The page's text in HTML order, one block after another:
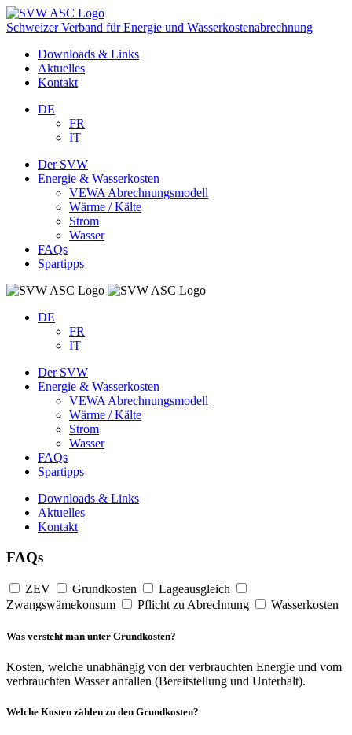
Schweizer Verband für Energie und Wasserkostenabrechnung
Downloads & Links
Aktuelles
Kontakt
DE
FR
IT
Der SVW
Energie & Wasserkosten
VEWA Abrechnungsmodell
Wärme / Kälte
Strom
Wasser
FAQs
Spartipps
DE
FR
IT
Der SVW
Energie & Wasserkosten
VEWA Abrechnungsmodell
Wärme / Kälte
Strom
Wasser
FAQs
Spartipps
Downloads & Links
Aktuelles
Kontakt
FAQs
ZEV Grundkosten
Lageausgleich
Zwangswämekonsum
Pflicht zu Abrechnung Wasserkosten
Was versteht man unter Grundkosten?
Kosten, welche unabhängig von der verbrauchten Energie und vom
verbrauchten Wasser anfallen (Bereitstellung und Unterhalt).
Welche Kosten zählen zu den Grundkosten?